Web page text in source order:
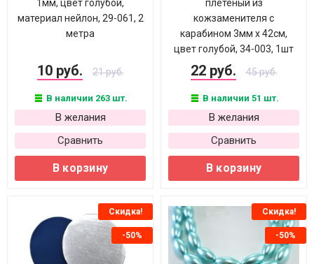
1мм, цвет голубой,
материал нейлон, 29-061, 2
метра
10 руб. 21 руб.
В наличии 263 шт.
В желания
Сравнить
В корзину
плетеный из
кожзаменителя с
карабином 3мм х 42см,
цвет голубой, 34-003, 1шт
22 руб. 45 руб.
В наличии 51 шт.
В желания
Сравнить
В корзину
Скидка!
-50%
Скидка!
-50%